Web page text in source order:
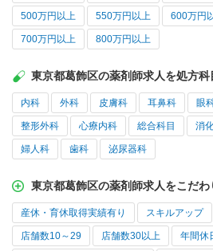
500万円以上 550万円以上 600万円
700万円以上 800万円以上
東京都葛飾区の薬剤師求人を処方科
内科 外科 皮膚科 耳鼻科 眼
整形外科 心療内科 総合科目 消
婦人科 歯科 泌尿器科
東京都葛飾区の薬剤師求人をこだ
産休・育休取得実績有り スキルアップ
店舗数10～29 店舗数30以上 年間休